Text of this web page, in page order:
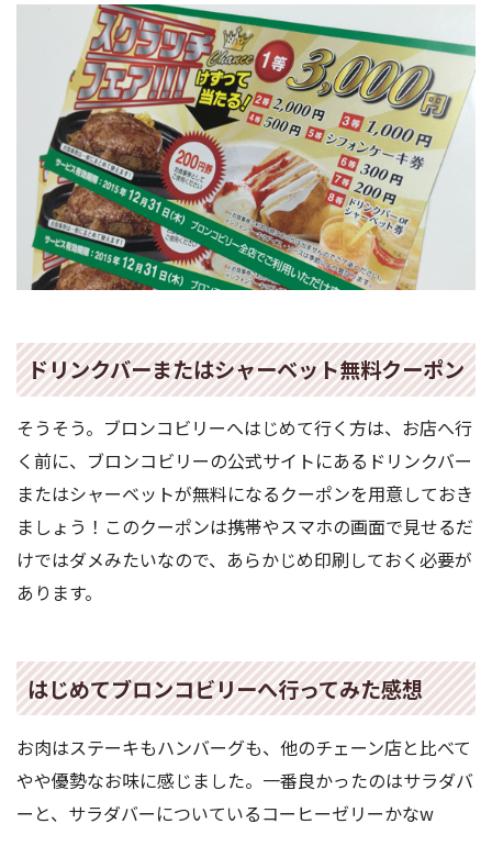
ドリンクバーまたはシャーベット無料クーポン
そうそう。ブロンコビリーへはじめて行く方は、お店へ行
く前に、ブロンコビリーの公式サイトにあるドリンクバー
またはシャーベットが無料になるクーポンを用意しておき
ましょう！このクーポンは携帯やスマホの画面で見せるだ
けではダメみたいなので、あらかじめ印刷しておく必要が
あります。
はじめてブロンコビリーへ行ってみた感想
お肉はステーキもハンバーグも、他のチェーン店と比べて
やや優勢なお味に感じました。一番良かったのはサラダバ
ーと、サラダバーについているコーヒーゼリーかなw